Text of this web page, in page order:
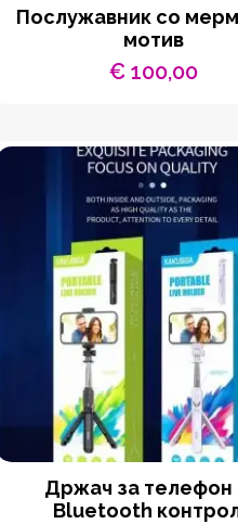
Послужавник со
мотив
€100,00
Држач за телефон
Bluetooth